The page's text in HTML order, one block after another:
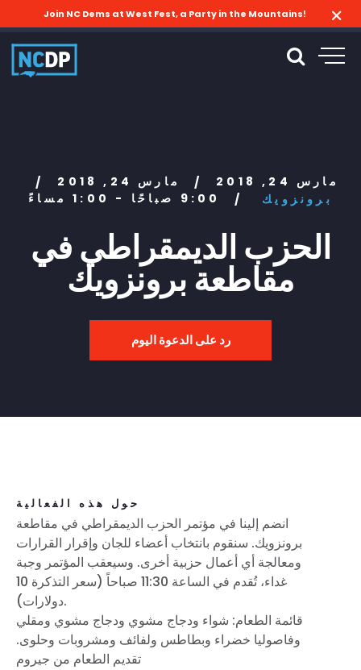
Join NC Dems at West Fest, a Party in the Mountains!
مارس 24, 2018 / مارس 24, 2018
/
9:00 صباحًا - 1:00 مساءً
/ برونزويك
الحزب الديمقراطي في
مقاطعة برونزويك
رد على الدعوة اليوم
حول هذه الفعالية
انضم إلينا في مؤتمر الحزب الديمقراطي في مقاطعة
برونزويك. سنقوم بانتخاب أعضاء للجان وإقرار القرارات
ومعالجة أي أعمال حزبية أخرى. وسيعقب المؤتمر وجبة
غداء، تُقدم في الساعة 11:30 صباحاً (سعر التذكرة 10
دولارات).
قائمة الطعام: شواء ودجاج مشوي ودجاج مشوي ومقلي
وفاصوليا خضراء وبطاطس ولفائف ومشروبات وحلوى.
تقديم الطعام من جيروم